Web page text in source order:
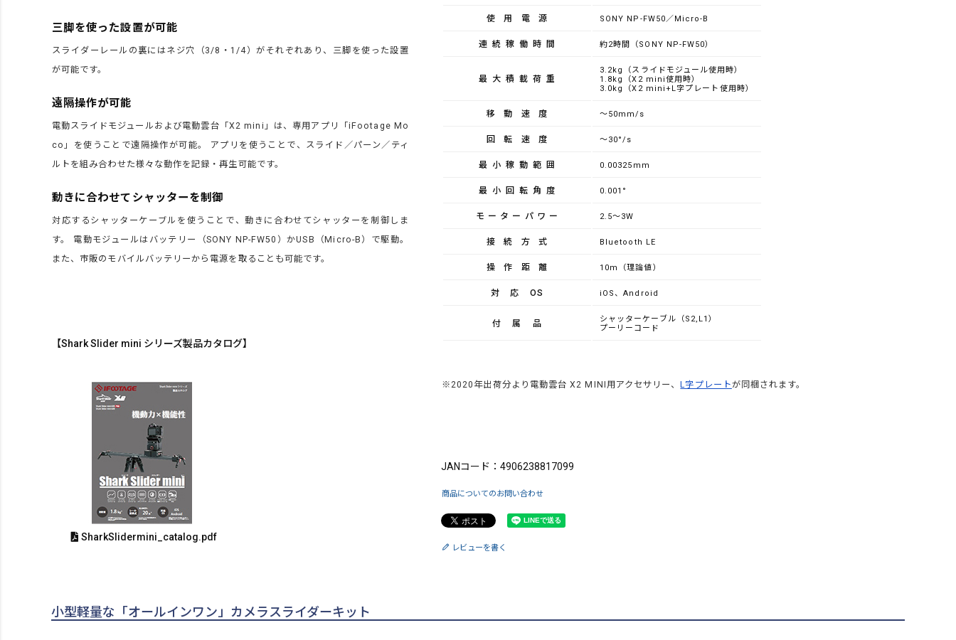
三脚を使った設置が可能
スライダーレールの裏にはネジ穴（3/8・1/4）がそれぞれあり、三脚を使った設置
が可能です。
遠隔操作が可能
電動スライドモジュールおよび電動雲台「X2 mini」は、専用アプリ「iFootage Mo
co」を使うことで遠隔操作が可能。 アプリを使うことで、スライド／パーン／ティ
ルトを組み合わせた様々な動作を記録・再生可能です。
動きに合わせてシャッターを制御
対応するシャッターケーブルを使うことで、動きに合わせてシャッターを制御しま
す。 電動モジュールはバッテリー（SONY NP-FW50）かUSB（Micro-B）で駆動。
また、市販のモバイルバッテリーから電源を取ることも可能です。
【Shark Slider mini シリーズ製品カタログ】
SharkSlidermini_catalog.pdf
使用電源 SONY NP-FW50／Micro-B
連続稼働時間 約2時間（SONY NP-FW50）
最大積載荷重
3.2kg（スライドモジュール使用時）
1.8kg（X2 mini使用時）
3.0kg（X2 mini+L字プレート使用時）
移動速度 ～50mm/s
回転速度 ～30°/s
最小稼動範囲 0.00325mm
最小回転角度 0.001°
モーターパワー 2.5～3W
接続方式 Bluetooth LE
操作距離 10m（理論値）
対応OS iOS、Android
付属品
シャッターケーブル（S2,L1）
プーリーコード
※2020年出荷分より電動雲台 X2 MINI用アクセサリー、 L字プレートが同梱されます。
JANコード：4906238817099
商品についてのお問い合わせ
レビューを書く
小型軽量な「オールインワン」カメラスライダーキット